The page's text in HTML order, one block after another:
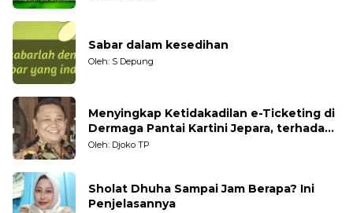
Sabar dalam kesedihan
Oleh: S Depung
Menyingkap Ketidakadilan e-Ticketing di
Dermaga Pantai Kartini Jepara, terhadap
Nelayan Tradisional
Oleh: Djoko TP
Sholat Dhuha Sampai Jam Berapa? Ini
Penjelasannya